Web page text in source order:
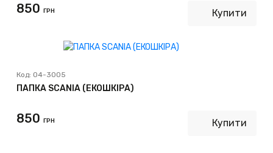
850 ГРН Купити
Код: 04-3005
ПАПКА SCANIA (ЕКОШКІРА)
850 ГРН Купити